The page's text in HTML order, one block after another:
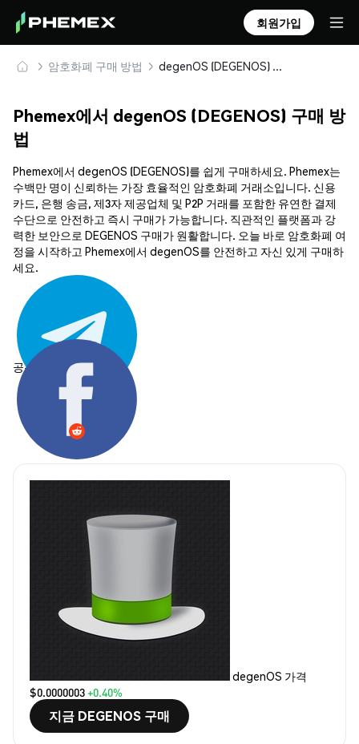
회원가입
암호화폐 구매 방법 degenOS (DEGENOS) 안전하게 구매 및 보관
Phemex에서 degenOS (DEGENOS) 구매 방
법
Phemex에서 degenOS (DEGENOS)를 쉽게 구매하세요. Phemex는
수백만 명이 신뢰하는 가장 효율적인 암호화폐 거래소입니다. 신용
카드, 은행 송금, 제3자 제공업체 및 P2P 거래를 포함한 유연한 결제
수단으로 안전하고 즉시 구매가 가능합니다. 직관적인 플랫폼과 강
력한 보안으로 DEGENOS 구매가 원활합니다. 오늘 바로 암호화폐 여
정을 시작하고 Phemex에서 degenOS를 안전하고 자신 있게 구매하
세요.
공유하기:
degenOS 가격
$0.0000003+0.40%
지금 DEGENOS 구매